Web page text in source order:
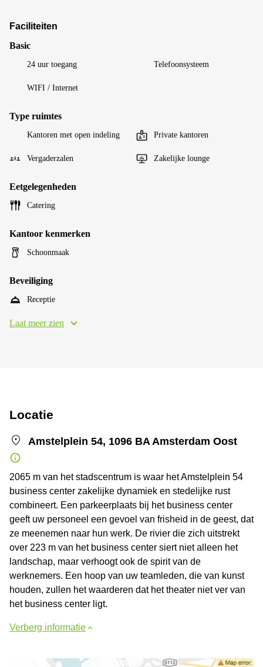
Faciliteiten
Basic
24 uur toegang Telefoonsysteem
WIFI / Internet
Type ruimtes
Kantoren met open indeling Private kantoren
Vergaderzalen Zakelijke lounge
Eetgelegenheden
Catering
Kantoor kenmerken
Schoonmaak
Beveiliging
Receptie
Laat meer zien
Locatie
Amstelplein 54, 1096 BA Amsterdam Oost
2065 m van het stadscentrum is waar het Amstelplein 54
business center zakelijke dynamiek en stedelijke rust
combineert. Een parkeerplaats bij het business center
geeft uw personeel een gevoel van frisheid in de geest, dat
ze meenemen naar hun werk. De rivier die zich uitstrekt
over 223 m van het business center siert niet alleen het
landschap, maar verhoogt ook de spirit van de
werknemers. Een hoop van uw teamleden, die van kunst
houden, zullen het waarderen dat het theater niet ver van
het business center ligt.
Verberg informatie